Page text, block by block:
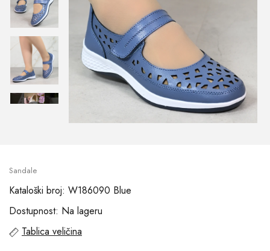
Sandale
Kataloški broj: W186090 Blue
Dostupnost: Na lageru
Tablica veličina